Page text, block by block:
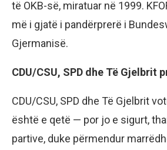
të OKB-së, miratuar në 1999.
më i gjatë i pandërprerë i
Gjermanisë.
CDU/CSU, SPD dhe Të Gjelbrit
CDU/CSU, SPD dhe Të Gjelbrit
është e qetë — por jo e sigurt,
partive, duke përmendur